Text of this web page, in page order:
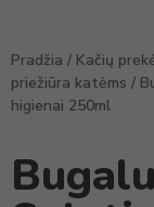
Pradžia / Kačių
priežiūra katėms /
higienai 250ml